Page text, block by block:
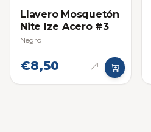
Llavero Mosquetón
Nite Ize Acero #3
Negro
€8,50